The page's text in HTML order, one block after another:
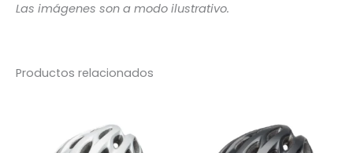
Las imágenes son a modo ilustrativo.
Productos relacionados